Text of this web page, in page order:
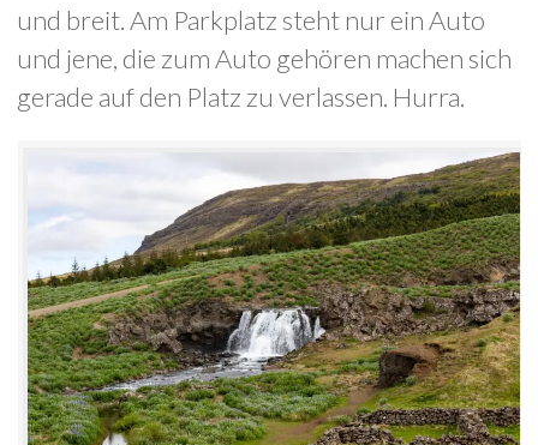
und breit. Am Parkplatz steht nur ein Auto
und jene, die zum Auto gehören machen sich
gerade auf den Platz zu verlassen. Hurra.